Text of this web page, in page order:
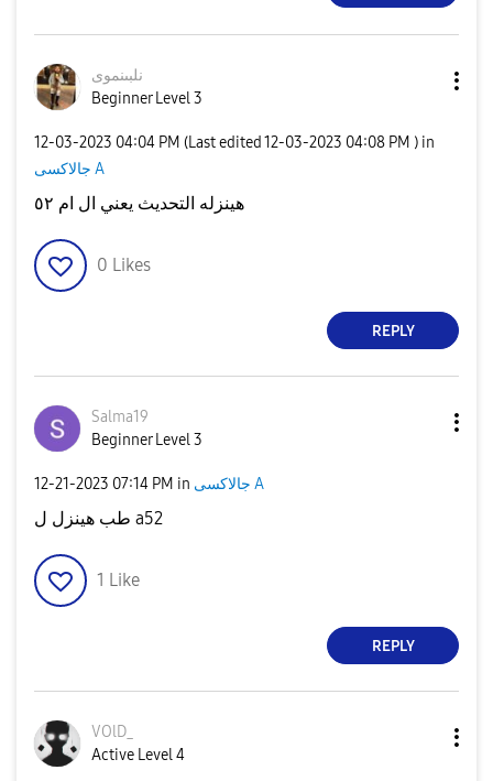
نلبىنموى
Beginner Level 3
‎12-03-2023 04:04 PM (Last edited ‎12-03-2023 04:08 PM ) in
جالاكسى A
هينزله التحديث يعني ال ام ٥٢
0 Likes
REPLY
Salma19
Beginner Level 3
‎12-21-2023 07:14 PM in جالاكسى A
طب هينزل ل a52
1 Like
REPLY
VOlD_
Active Level 4